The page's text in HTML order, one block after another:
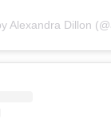
Alexandra Dillon